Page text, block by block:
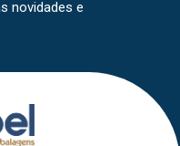
novidades e